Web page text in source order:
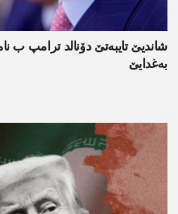
شاندیێ تایبەتێ دۆنالد ترامپ ب
بەغدایێ